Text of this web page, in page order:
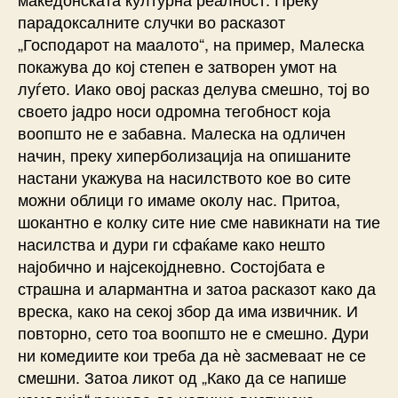
парадоксалните случки во расказот
„Господарот на маалото“, на пример, Малеска
покажува до кој степен е затворен умот на
луѓето. Иако овој расказ делува смешно, тој во
своето јадро носи одромна тегобност која
воопшто не е забавна. Малеска на одличен
начин, преку хиперболизација на опишаните
настани укажува на насилството кое во сите
можни облици го имаме околу нас. Притоа,
шокантно е колку сите ние сме навикнати на тие
насилства и дури ги сфаќаме како нешто
најобично и најсекојдневно. Состојбата е
страшна и алармантна и затоа расказот како да
вреска, како на секој збор да има извичник. И
повторно, сето тоа воопшто не е смешно. Дури
ни комедиите кои треба да нѐ засмеваат не се
смешни. Затоа ликот од „Како да се напише